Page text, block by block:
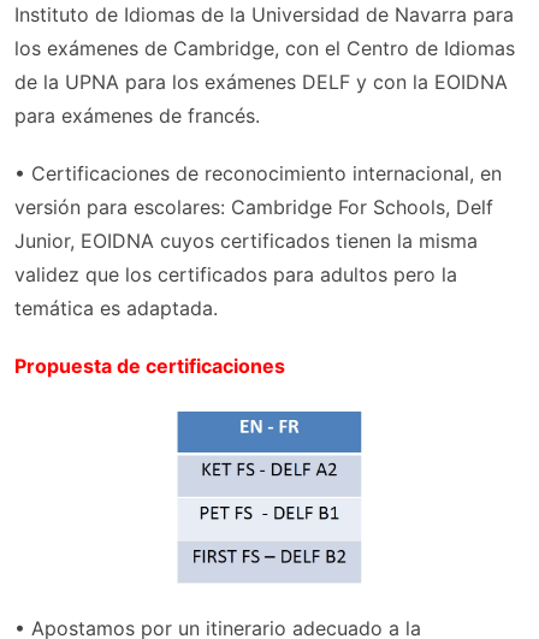
Instituto de Idiomas de la Universidad de Navarra para
los exámenes de Cambridge, con el Centro de Idiomas
de la UPNA para los exámenes DELF y con la EOIDNA
para exámenes de francés.
• Certificaciones de reconocimiento internacional, en
versión para escolares: Cambridge For Schools, Delf
Junior, EOIDNA cuyos certificados tienen la misma
validez que los certificados para adultos pero la
temática es adaptada.
Propuesta de certificaciones
• Apostamos por un itinerario adecuado a la